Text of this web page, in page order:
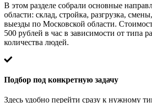
В этом разделе собрали основные
области: склад, стройка, разгрузка,
выезды по Московской области.
500 рублей в час в зависимости от типа
количества людей.
Подбор под конкретную задачу
Здесь удобно перейти сразу к нужному